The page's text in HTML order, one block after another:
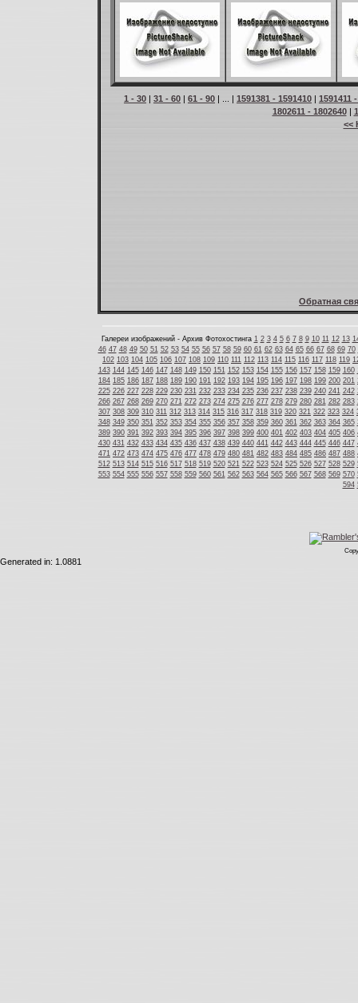
1 - 30 | 31 - 60 | 61 - 90 | ... | 1591381 - 1591410 | 1591411
1802611 - 1802640|
<<
Обратная
Галереи изображений - Архив Фотохостинга 1 2 3 4 5 6 7 8 9 10 11 12 13
46 47 48 49 50 51 52 53 54 55 56 57 58 59 60 61 62 63 64 65 66 67 68 69 70
102 103 104 105 106 107 108 109 110 111 112 113 114 115 116 117 118 119
143 144 145 146 147 148 149 150 151 152 153 154 155 156 157 158 159 160
184 185 186 187 188 189 190 191 192 193 194 195 196 197 198 199 200 201
225 226 227 228 229 230 231 232 233 234 235 236 237 238 239 240 241 242
266 267 268 269 270 271 272 273 274 275 276 277 278 279 280 281 282 283
307 308 309 310 311 312 313 314 315 316 317 318 319 320 321 322 323 324
348 349 350 351 352 353 354 355 356 357 358 359 360 361 362 363 364 365
389 390 391 392 393 394 395 396 397 398 399 400 401 402 403 404 405 406
430 431 432 433 434 435 436 437 438 439 440 441 442 443 444 445 446 447
471 472 473 474 475 476 477 478 479 480 481 482 483 484 485 486 487 488
512 513 514 515 516 517 518 519 520 521 522 523 524 525 526 527 528 529
553 554 555 556 557 558 559 560 561 562 563 564 565 566 567 568 569 570
594
Generated in: 1.0881